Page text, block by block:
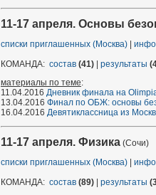
11-17 апреля. Основы
списки приглашенных (Москва)
КОМАНДА: состав (41) результаты
материалы по теме:
11.04.2016 Дневник финала на
13.04.2016 Финал по ОБЖ: основы
16.04.2016 Девятиклассница из
11-17 апреля. Физика (Сочи)
списки приглашенных (Москва)
КОМАНДА: состав (89) результаты